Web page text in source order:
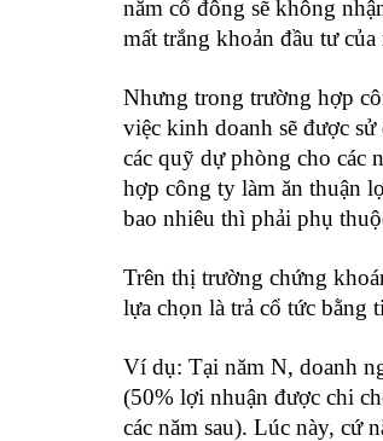
năm cổ đông sẽ không
mất trắng khoản đầu tư
Nhưng trong trường hợp
việc kinh doanh sẽ được
các quỹ dự phòng cho các
hợp công ty làm ăn thuận
bao nhiêu thì phải phụ
Trên thị trường chứng
lựa chọn là trả cổ tức bằng
Ví dụ: Tại năm N, doanh
(50% lợi nhuận được chi
các năm sau). Lúc này, cứ